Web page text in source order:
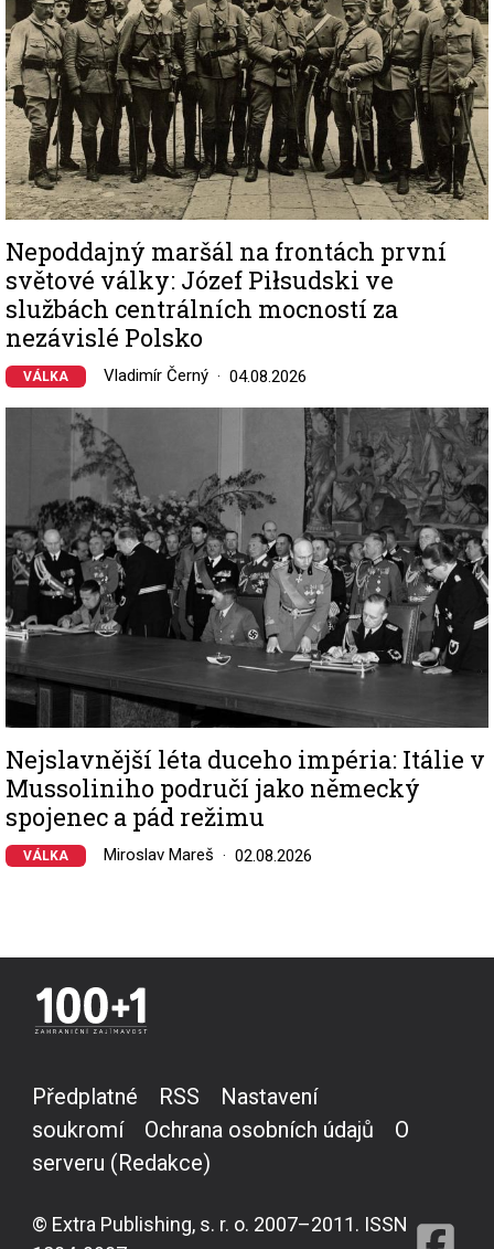
Nepoddajný maršál na frontách první
světové války: Józef Piłsudski ve
službách centrálních mocností za
nezávislé Polsko
VÁLKA Vladimír Černý 04.08.2026
Nejslavnější léta duceho impéria: Itálie v
Mussoliniho područí jako německý
spojenec a pád režimu
VÁLKA Miroslav Mareš 02.08.2026
Předplatné RSS
Nastavení
soukromí
Ochrana osobních údajů
O
serveru (Redakce)
© Extra Publishing, s. r. o. 2007–2011. ISSN